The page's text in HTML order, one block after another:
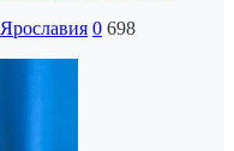
Ярославия 0 698